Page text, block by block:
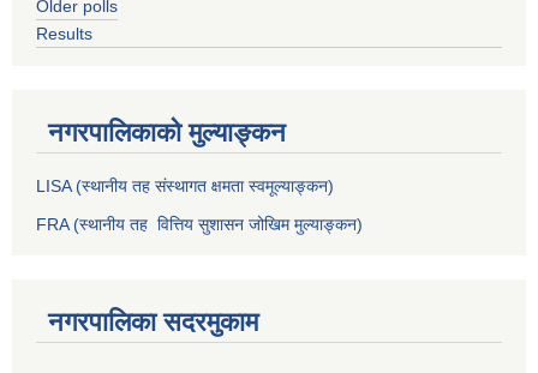
Older polls
Results
नगरपालिकाको मुल्याङ्कन
LISA (स्थानीय तह संस्थागत क्षमता स्वमूल्याङ्कन)
FRA (स्थानीय तह वित्तिय सुशासन जोखिम मुल्याङ्कन)
नगरपालिका सदरमुकाम